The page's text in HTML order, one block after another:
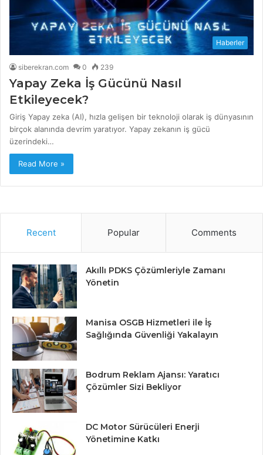
Haberler
siberekran.com 0 239
Yapay Zeka İş Gücünü Nasıl
Etkileyecek?
Giriş Yapay zeka (AI), hızla gelişen bir teknoloji olarak iş dünyasının
birçok alanında devrim yaratıyor. Yapay zekanın iş gücü
üzerindeki…
Read More »
Recent Popular Comments
Akıllı PDKS Çözümleriyle Zamanı
Yönetin
Manisa OSGB Hizmetleri ile İş
Sağlığında Güvenliği Yakalayın
Bodrum Reklam Ajansı: Yaratıcı
Çözümler Sizi Bekliyor
DC Motor Sürücüleri Enerji
Yönetimine Katkı